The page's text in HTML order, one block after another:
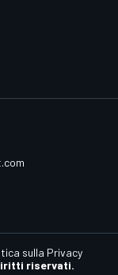
riservati.
sulla Privacy